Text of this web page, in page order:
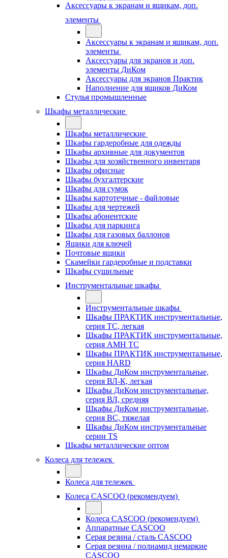
Аксессуары к экранам и ящикам, доп.
элементы
Аксессуары к экранам и ящикам, доп.
элементы
Аксессуары для экранов и доп.
элементы ДиКом
Аксессуары для экранов Практик
Наполнение для ящиков ДиКом
Стулья промышленные
Шкафы металлические
Шкафы металлические
Шкафы гардеробные для одежды
Шкафы архивные для документов
Шкафы для хозяйственного инвентаря
Шкафы офисные
Шкафы бухгалтерские
Шкафы для сумок
Шкафы картотечные - файловые
Шкафы для чертежей
Шкафы абонентские
Шкафы для паркинга
Шкафы для газовых баллонов
Ящики для ключей
Почтовые ящики
Скамейки гардеробные и подставки
Шкафы сушильные
Инструментальные шкафы
Инструментальные шкафы
Шкафы ПРАКТИК инструментальные,
серия ТC, легкая
Шкафы ПРАКТИК инструментальные,
серия AMH TC
Шкафы ПРАКТИК инструментальные,
серия HARD
Шкафы ДиКом инструментальные,
cерия ВЛ-К, легкая
Шкафы ДиКом инструментальные,
серия ВЛ, средняя
Шкафы ДиКом инструментальные,
серия ВС, тяжелая
Шкафы ДиКом инструментальные
серии TS
Шкафы металлические оптом
Колеса для тележек
Колеса для тележек
Колеса CASCOO (рекомендуем)
Колеса CASCOO (рекомендуем)
Аппаратные CASCOO
Серая резина / сталь CASCOO
Серая резина / полиамид немаркие
CASCOO